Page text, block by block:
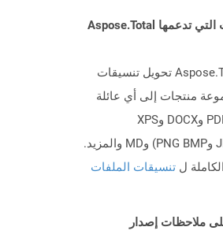
ما تنسيقات الملفات التي تدعمها Aspose.Total
يمكن لـ Aspose.Total Cloud تحويل تنسيقات
منتجات إلى أي عائلة
منتجات أخرى إلى PDF وDOCX وXPS
وimage(TIFF وJPEG وPNG BMP) وMD والمزيد.
ل تنسيقات الملفات
ملاحظات إصدار